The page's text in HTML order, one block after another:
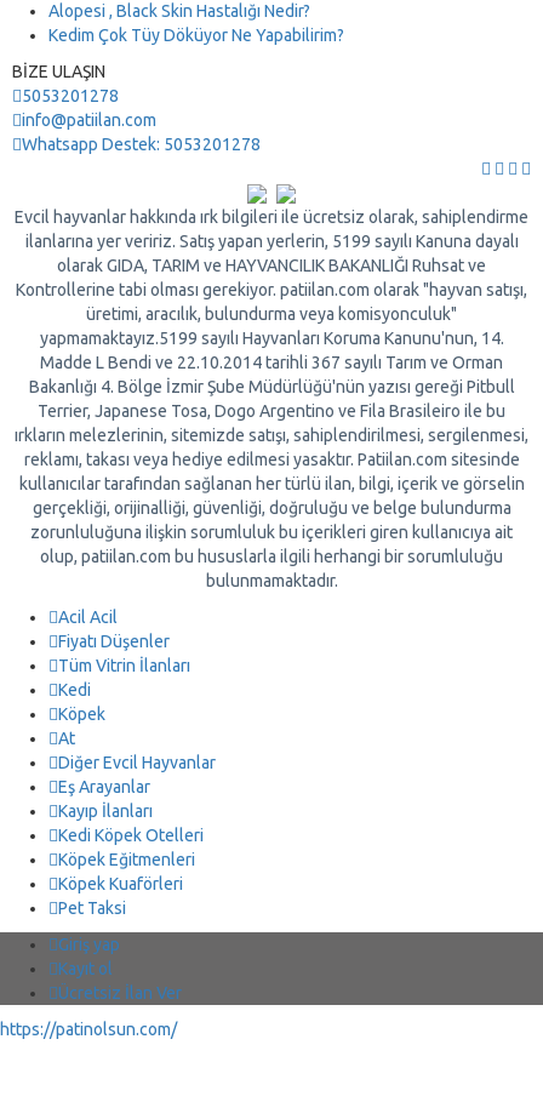
Alopesi , Black Skin Hastalığı Nedir?
Kedim Çok Tüy Döküyor Ne Yapabilirim?
BİZE ULAŞIN
5053201278
info@patiilan.com
Whatsapp Destek: 5053201278
Evcil hayvanlar hakkında ırk bilgileri ile ücretsiz olarak, sahiplendirme
ilanlarına yer veririz. Satış yapan yerlerin, 5199 sayılı Kanuna dayalı
olarak GIDA, TARIM ve HAYVANCILIK BAKANLIĞI Ruhsat ve
Kontrollerine tabi olması gerekiyor. patiilan.com olarak "hayvan satışı,
üretimi, aracılık, bulundurma veya komisyonculuk"
yapmamaktayız.5199 sayılı Hayvanları Koruma Kanunu'nun, 14.
Madde L Bendi ve 22.10.2014 tarihli 367 sayılı Tarım ve Orman
Bakanlığı 4. Bölge İzmir Şube Müdürlüğü'nün yazısı gereği Pitbull
Terrier, Japanese Tosa, Dogo Argentino ve Fila Brasileiro ile bu
ırkların melezlerinin, sitemizde satışı, sahiplendirilmesi, sergilenmesi,
reklamı, takası veya hediye edilmesi yasaktır. Patiilan.com sitesinde
kullanıcılar tarafından sağlanan her türlü ilan, bilgi, içerik ve görselin
gerçekliği, orijinalliği, güvenliği, doğruluğu ve belge bulundurma
zorunluluğuna ilişkin sorumluluk bu içerikleri giren kullanıcıya ait
olup, patiilan.com bu hususlarla ilgili herhangi bir sorumluluğu
bulunmamaktadır.
Acil Acil
Fiyatı Düşenler
Tüm Vitrin İlanları
Kedi
Köpek
At
Diğer Evcil Hayvanlar
Eş Arayanlar
Kayıp İlanları
Kedi Köpek Otelleri
Köpek Eğitmenleri
Köpek Kuaförleri
Pet Taksi
Giriş yap
Kayıt ol
Ücretsiz İlan Ver
https://patinolsun.com/